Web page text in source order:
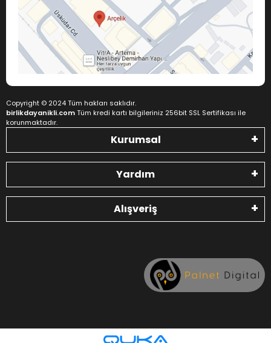
Copyright © 2024 Tüm hakları saklıdır.
birlikdayanikli.comTüm kredi kartı bilgileriniz 256bit SSL Sertifikası ile
korunmaktadır.
Kurumsal
Yardım
Alışveriş